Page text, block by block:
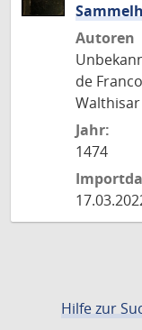
Autoren
de
Jahr:
1474
Hilfe zur